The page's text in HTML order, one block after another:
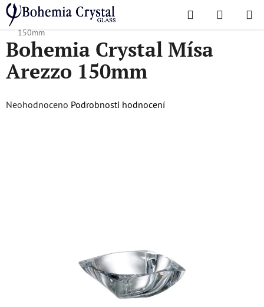
Přejít
na
obsah
Hledat
KOŠÍK
Domů
/ Oblíbené kolekce / Arezzo
Bohemia Crystal Mísa Arezzo
150mm
Bohemia Crystal Mísa
Arezzo 150mm
Průměrné
Neohodnoceno Podrobnosti hodnocení